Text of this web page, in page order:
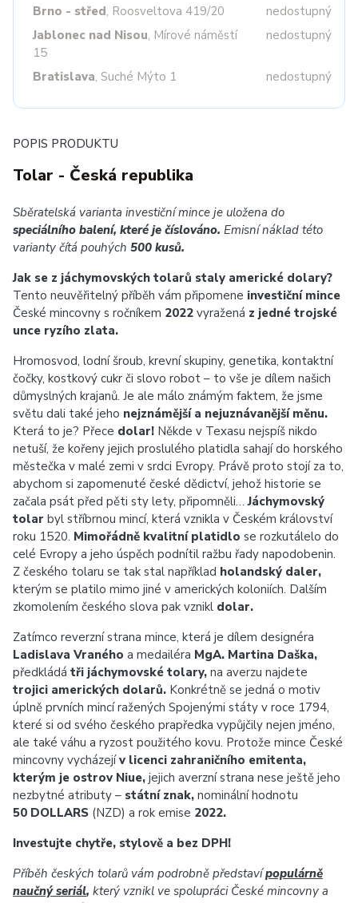
Brno - střed, Roosveltova 419/20
nedostupný
Jablonec nad Nisou, Mírové náměstí
15
nedostupný
Bratislava, Suché Mýto 1 nedostupný
POPIS PRODUKTU
Tolar - Česká republika
Sběratelská varianta investiční mince je uložena do
speciálního balení, které je číslováno. Emisní náklad této
varianty čítá pouhých 500 kusů.
Jak se z jáchymovských tolarů staly americké dolary?
Tento neuvěřitelný příběh vám připomene investiční mince
České mincovny s ročníkem 2022 vyražená z jedné trojské
unce ryzího zlata.
Hromosvod, lodní šroub, krevní skupiny, genetika, kontaktní
čočky, kostkový cukr či slovo robot – to vše je dílem našich
důmyslných krajanů. Je ale málo známým faktem, že jsme
světu dali také jeho nejznámější a nejuznávanější měnu.
Která to je? Přece dolar! Někde v Texasu nejspíš nikdo
netuší, že kořeny jejich proslulého platidla sahají do horského
městečka v malé zemi v srdci Evropy. Právě proto stojí za to,
abychom si zapomenuté české dědictví, jehož historie se
začala psát před pěti sty lety, připomněli…Jáchymovský
tolar byl stříbrnou mincí, která vznikla v Českém království
roku 1520. Mimořádně kvalitní platidlo se rozkutálelo do
celé Evropy a jeho úspěch podnítil ražbu řady napodobenin.
Z českého tolaru se tak stal například holandský daler,
kterým se platilo mimo jiné v amerických koloniích. Dalším
zkomolením českého slova pak vznikl dolar.
Zatímco reverzní strana mince, která je dílem designéra
Ladislava Vraného a medailéra MgA. Martina Daška,
předkládá tři jáchymovské tolary, na averzu najdete
trojici amerických dolarů. Konkrétně se jedná o motiv
úplně prvních mincí ražených Spojenými státy v roce 1794,
které si od svého českého prapředka vypůjčily nejen jméno,
ale také váhu a ryzost použitého kovu. Protože mince České
mincovny vycházejív licenci zahraničního emitenta,
kterým je ostrov Niue, jejich averzní strana nese ještě jeho
nezbytné atributy – státní znak, nominální hodnotu
50 DOLLARS (NZD) a rok emise 2022.
Investujte chytře, stylově a bez DPH!
Příběh českých tolarů vám podrobně představípopulárně
naučný seriál, který vznikl ve spolupráci České mincovny a